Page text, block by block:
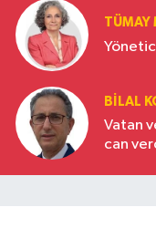
TÜMAY
BILAL
Vatan
can